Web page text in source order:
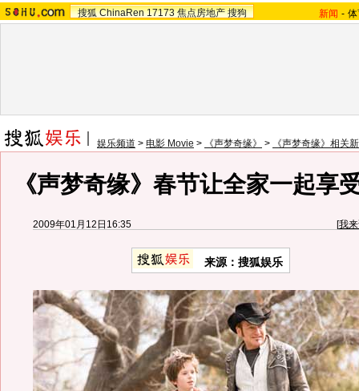
搜狐 ChinaRen 17173 焦点房地产 搜狗 新闻 -
娱乐频道 > 电影 Movie > 《声梦奇缘》 > 《声梦奇缘》相关
《声梦奇缘》春节让全家一起享
2009年01月12日16:35 [我
来源：搜狐娱乐